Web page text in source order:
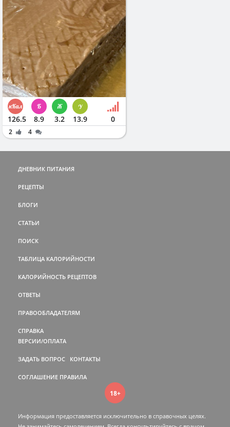
126.5 8.9 3.2 13.9 0
2 4
ДНЕВНИК ПИТАНИЯ
РЕЦЕПТЫ
БЛОГИ
СТАТЬИ
ПОИСК
ТАБЛИЦА КАЛОРИЙНОСТИ
КАЛОРИЙНОСТЬ РЕЦЕПТОВ
ОТВЕТЫ
ПРАВООБЛАДАТЕЛЯМ
СПРАВКА
ВЕРСИИ/ОПЛАТА
ЗАДАТЬ ВОПРОС КОНТАКТЫ
СОГЛАШЕНИЕ ПРАВИЛА
18+
Информация предоставляется исключительно в справочных целях.